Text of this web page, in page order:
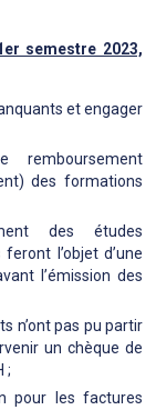
semestre 2023,
et engager
remboursement
des formations
des études
l’objet d’une
l’émission des
n’ont pas pu partir
un chèque de
;
pour les factures